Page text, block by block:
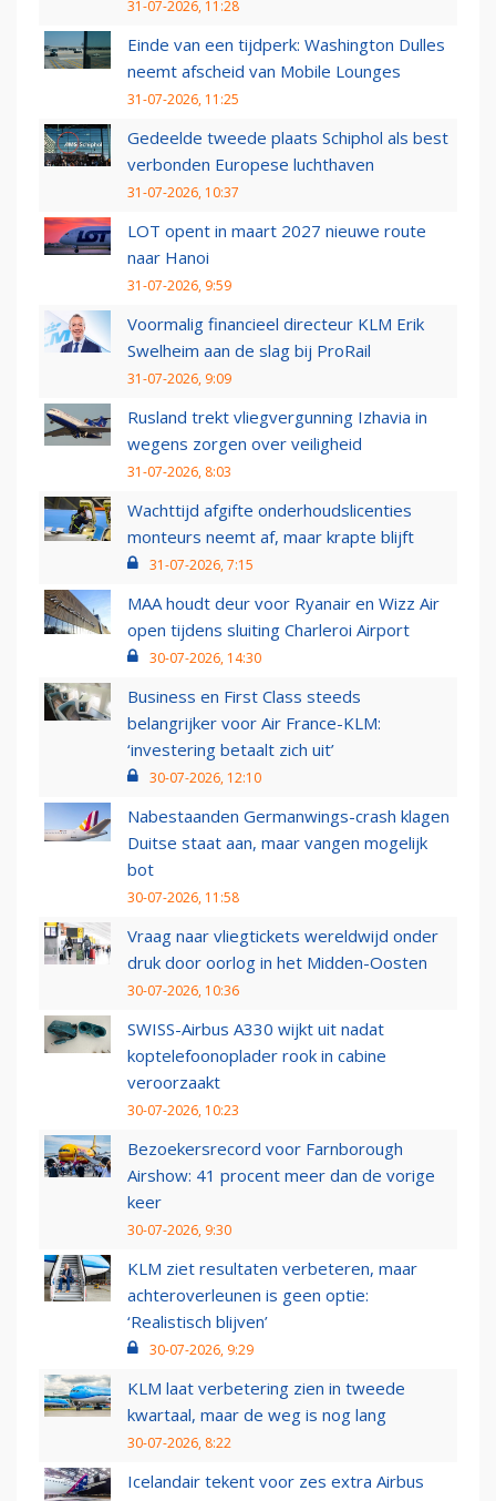
31-07-2026, 11:28
Einde van een tijdperk: Washington Dulles
neemt afscheid van Mobile Lounges
31-07-2026, 11:25
Gedeelde tweede plaats Schiphol als best
verbonden Europese luchthaven
31-07-2026, 10:37
LOT opent in maart 2027 nieuwe route
naar Hanoi
31-07-2026, 9:59
Voormalig financieel directeur KLM Erik
Swelheim aan de slag bij ProRail
31-07-2026, 9:09
Rusland trekt vliegvergunning Izhavia in
wegens zorgen over veiligheid
31-07-2026, 8:03
Wachttijd afgifte onderhoudslicenties
monteurs neemt af, maar krapte blijft
31-07-2026, 7:15
MAA houdt deur voor Ryanair en Wizz Air
open tijdens sluiting Charleroi Airport
30-07-2026, 14:30
Business en First Class steeds
belangrijker voor Air France-KLM:
‘investering betaalt zich uit’
30-07-2026, 12:10
Nabestaanden Germanwings-crash klagen
Duitse staat aan, maar vangen mogelijk
bot
30-07-2026, 11:58
Vraag naar vliegtickets wereldwijd onder
druk door oorlog in het Midden-Oosten
30-07-2026, 10:36
SWISS-Airbus A330 wijkt uit nadat
koptelefoonoplader rook in cabine
veroorzaakt
30-07-2026, 10:23
Bezoekersrecord voor Farnborough
Airshow: 41 procent meer dan de vorige
keer
30-07-2026, 9:30
KLM ziet resultaten verbeteren, maar
achteroverleunen is geen optie:
‘Realistisch blijven’
30-07-2026, 9:29
KLM laat verbetering zien in tweede
kwartaal, maar de weg is nog lang
30-07-2026, 8:22
Icelandair tekent voor zes extra Airbus